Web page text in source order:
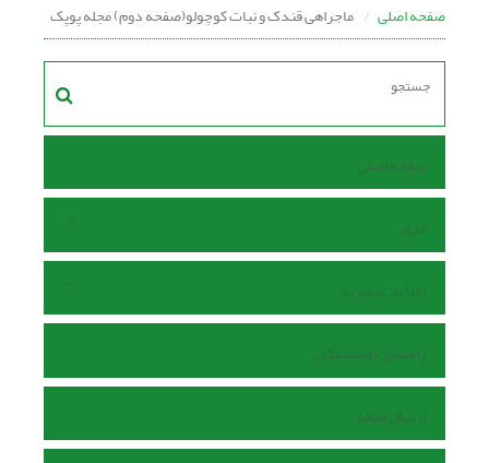
صفحه اصلی ماجراهی قندک و نبات کوچولو(صفحه دوم) مجله پوپک
صفحه اصلی
مرور
اطلاعات نشریه
راهنمای نویسندگان
ارسال مقاله